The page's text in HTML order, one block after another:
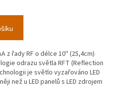
z řady RF o délce 10'' (25,4cm)
odrazu světla RFT (Reflection
je světlo vyzařováno LED
než u LED panelů s LED zdrojem